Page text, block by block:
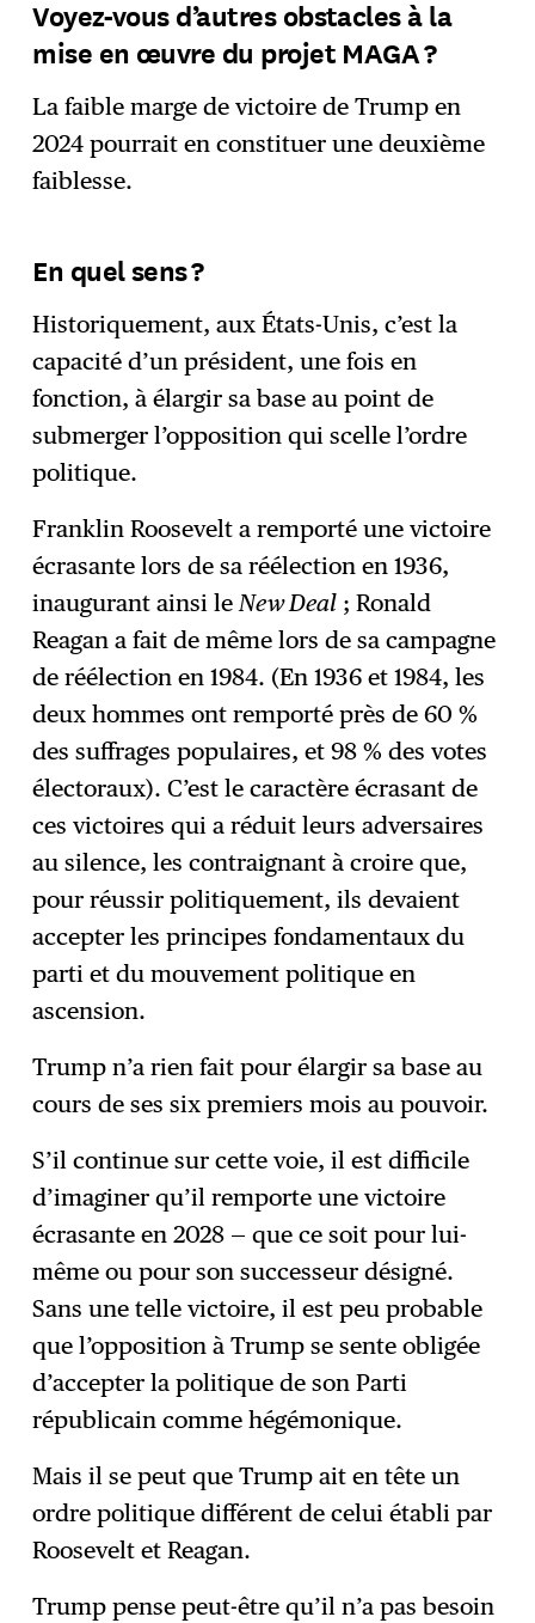
Voyez-vous d’autres obstacles à la
mise en œuvre du projet MAGA ?
La faible marge de victoire de Trump en
2024 pourrait en constituer une deuxième
faiblesse.
En quel sens ?
Historiquement, aux États-Unis, c’est la
capacité d’un président, une fois en
fonction, à élargir sa base au point de
submerger l’opposition qui scelle l’ordre
politique.
Franklin Roosevelt a remporté une victoire
écrasante lors de sa réélection en 1936,
inaugurant ainsi leNew Deal ; Ronald
Reagan a fait de même lors de sa campagne
de réélection en 1984. (En 1936 et 1984, les
deux hommes ont remporté près de 60 %
des suffrages populaires, et 98 % des votes
électoraux). C’est le caractère écrasant de
ces victoires qui a réduit leurs adversaires
au silence, les contraignant à croire que,
pour réussir politiquement, ils devaient
accepter les principes fondamentaux du
parti et du mouvement politique en
ascension.
Trump n’a rien fait pour élargir sa base au
cours de ses six premiers mois au pouvoir.
S’il continue sur cette voie, il est difficile
d’imaginer qu’il remporte une victoire
écrasante en 2028 — que ce soit pour lui-
même ou pour son successeur désigné.
Sans une telle victoire, il est peu probable
que l’opposition à Trump se sente obligée
d’accepter la politique de son Parti
républicain comme hégémonique.
Mais il se peut que Trump ait en tête un
ordre politique différent de celui établi par
Roosevelt et Reagan.
Trump pense peut-être qu’il n’a pas besoin